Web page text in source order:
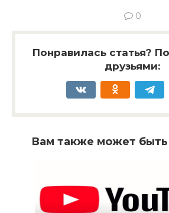
0
Понравилась статья?
друзьями:
Вам также может быть